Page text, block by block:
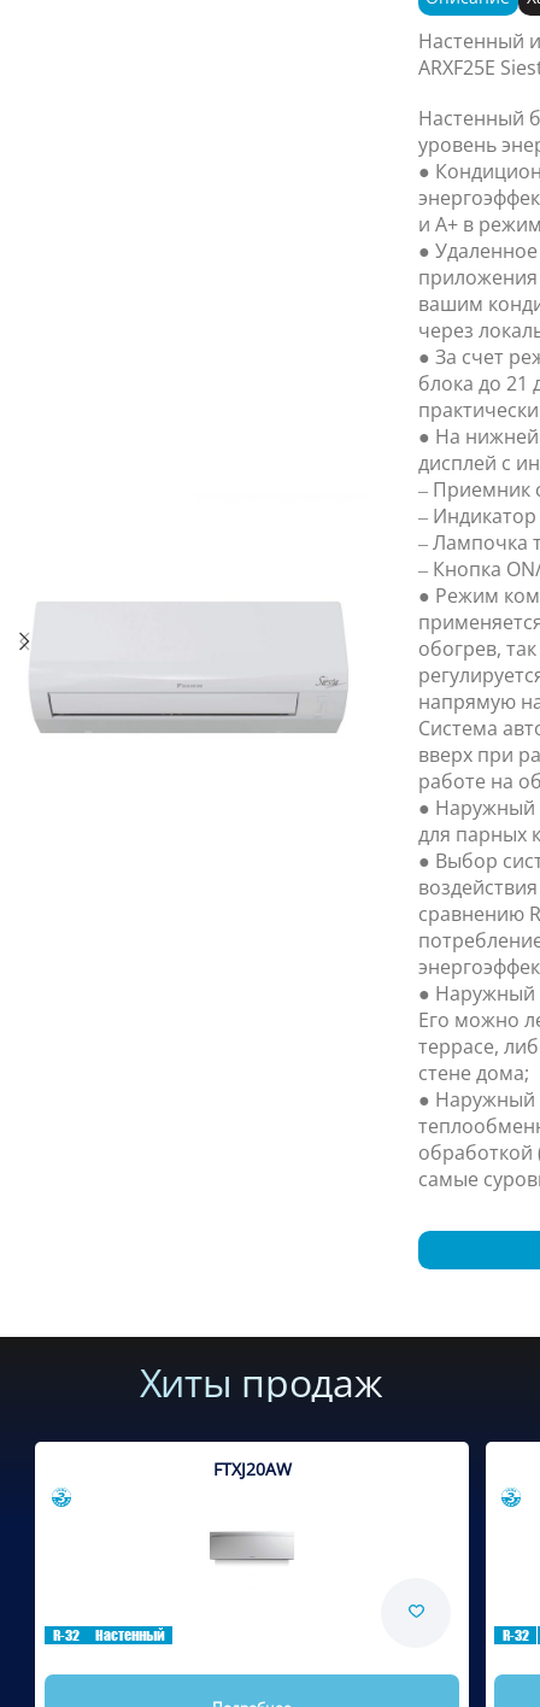
Настенный
ARXF25E
Настенный
уровень
●
и A+ в
●
приложения
вашим
через
● За счет
блока до 21
● На
дисплей с
– Приемник
–
– Лампочка
– Кнопка
● Режим
обогрев,
напрямую
Система
вверх при
работе на
● Наружный
для парных
● Выбор
сравнению
● Наружный
Его можно
террасе,
стене дома;
● Наружный
самые
Хиты продаж
FTXJ20AW
R-32 Настенный R-32